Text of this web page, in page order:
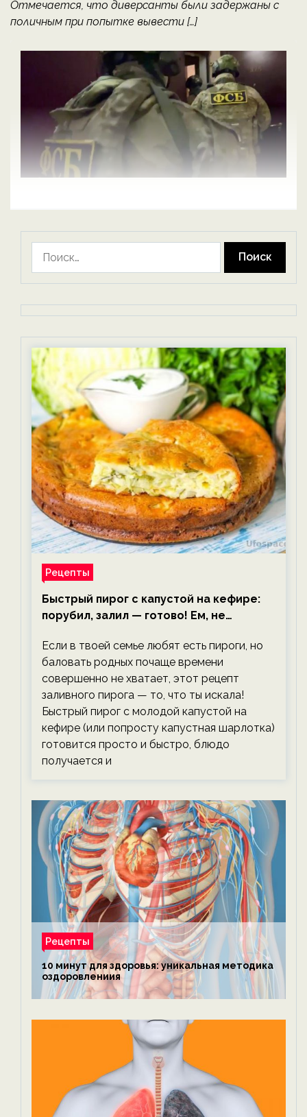
Отмечается, что диверсанты были задержаны с
поличным при попытке вывести […]
Рецепты
Быстрый пирог с капустой на кефире:
порубил, залил — готово! Ем, не
Если в твоей семье любят есть пироги, но
баловать родных почаще времени
совершенно не хватает, этот рецепт
заливного пирога — то, что ты искала!
Быстрый пирог с молодой капустой на
кефире (или попросту капустная шарлотка)
готовится просто и быстро, блюдо
получается и
Рецепты
10 минут для здоровья: уникальная методика
оздоровлениия